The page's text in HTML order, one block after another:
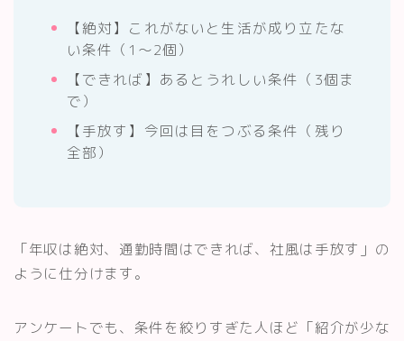
【絶対】これがないと生活が成り立たな
い条件（1〜2個）
【できれば】あるとうれしい条件（3個ま
で）
【手放す】今回は目をつぶる条件（残り
全部）
「年収は絶対、通勤時間はできれば、社風は手放す」の
ように仕分けます。
アンケートでも、条件を絞りすぎた人ほど「紹介が少な